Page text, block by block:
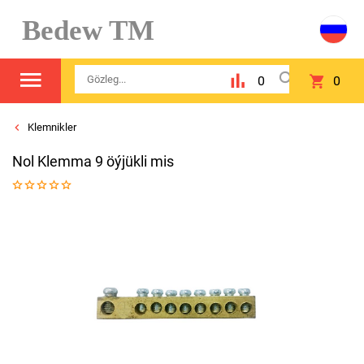
Bedew TM
0 0
Klemnikler
Nol Klemma 9 öýjükli mis